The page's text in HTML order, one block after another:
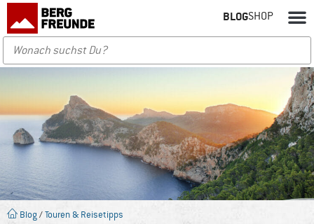
BLOGSHOP
Blog /Touren & Reisetipps